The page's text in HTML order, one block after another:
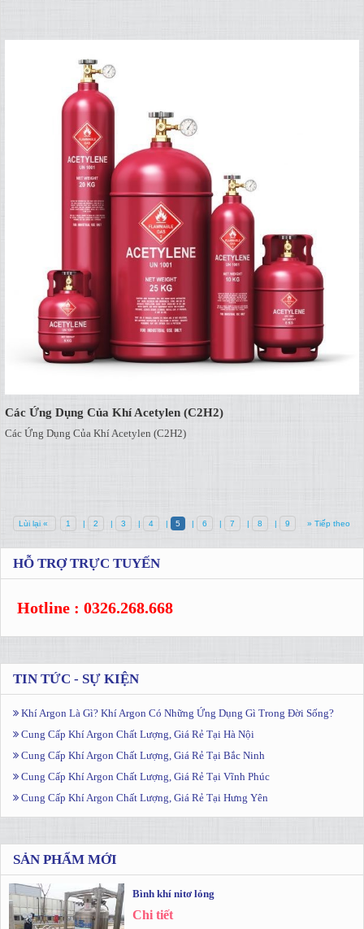
Các Ứng Dụng Của Khí Acetylen (C2H2)
Các Ứng Dụng Của Khí Acetylen (C2H2)
Lùi lại « 1 | 2 | 3 | 4 | 5 | 6 | 7 | 8 | 9 » Tiếp theo
HỖ TRỢ TRỰC TUYẾN
Hotline : 0326.268.668
TIN TỨC - SỰ KIỆN
Khí Argon Là Gì? Khí Argon Có Những Ứng Dụng Gì Trong Đời Sống?
Cung Cấp Khí Argon Chất Lượng, Giá Rẻ Tại Hà Nội
Cung Cấp Khí Argon Chất Lượng, Giá Rẻ Tại Bắc Ninh
Cung Cấp Khí Argon Chất Lượng, Giá Rẻ Tại Vĩnh Phúc
Cung Cấp Khí Argon Chất Lượng, Giá Rẻ Tại Hưng Yên
SẢN PHẨM MỚI
Bình khí nitơ lỏng
Chi tiết